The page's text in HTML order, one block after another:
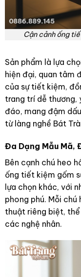
Cận cảnh ống
Sản phẩm là lựa
hiện đại, quan tâm
của sự tiết kiệm,
trang trí dễ thương,
đáo, mang đậm
từ làng nghề Bát
Đa Dạng Mẫu Mã,
Bên cạnh chú heo
ống tiết kiệm gốm
lựa chọn khác, với
phong phú. Mỗi
thuật riêng biệt,
các nghệ nhân.